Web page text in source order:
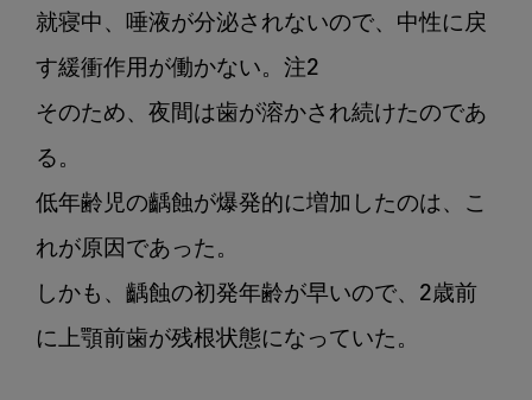
就寝中、唾液が分泌されないので、中性に戻
す緩衝作用が働かない。注2
そのため、夜間は歯が溶かされ続けたのであ
る。
低年齢児の齲蝕が爆発的に増加したのは、こ
れが原因であった。
しかも、齲蝕の初発年齢が早いので、2歳前
に上顎前歯が残根状態になっていた。